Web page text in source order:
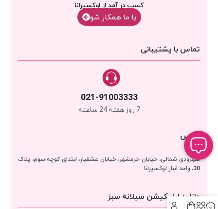
کسب در آمد از لوکسیرانا
با‌‌ ما همکار شو
تماس با پشتیبانی
021-91003333
7 روز هفته 24 ساعته
آدرس
سهرودی شمالی، خیابان خرمشهر، خیابان عشقیار، ابتدای کوچه سوم، پلاک
30، واحد انبار
لوکسیرانا
دانلود اپلیکیشن سیلانه سبز